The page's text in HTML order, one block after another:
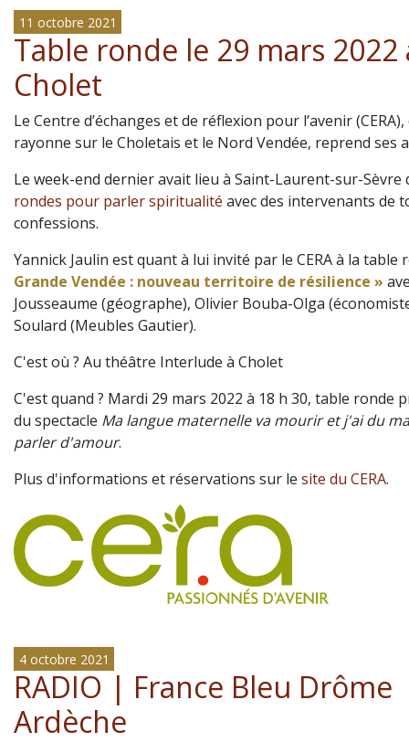
11 octobre 2021
Table ronde le 29 mars 2022
Cholet
Le Centre d’échanges et de réflexion pour l’avenir
rayonne sur le Choletais et le Nord Vendée, reprend ses
Le week-end dernier avait lieu à Saint-Laurent-sur-Sèvre
rondes pour parler spiritualité avec des intervenants de
confessions.
Yannick Jaulin est quant à lui invité par le CERA à la table
Grande Vendée : nouveau territoire de résilience »
Jousseaume (géographe), Olivier Bouba-Olga
Soulard (Meubles Gautier).
C'est où ? Au théâtre Interlude à Cholet
C'est quand ? Mardi 29 mars 2022 à 18 h 30, table ronde
du spectacle Ma langue maternelle va mourir et j'ai du
parler d'amour.
Plus d'informations et réservations sur le site du CERA.
4 octobre 2021
RADIO | France Bleu Drôme
Ardèche